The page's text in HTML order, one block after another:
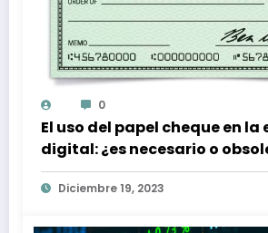
0
El uso del papel cheque en la
digital: ¿es necesario o
Diciembre 19, 2023